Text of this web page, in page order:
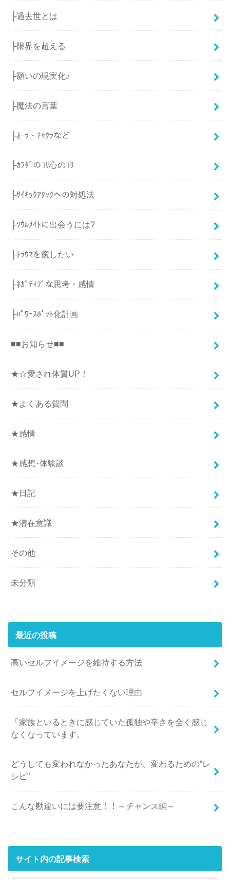
├過去世とは
├限界を超える
├願いの現実化♪
├魔法の言葉
├ｵｰﾗ・ﾁｬｸﾗなど
├ｶﾗﾀﾞのｺﾘ心のｺﾘ
├ｻｲｷｯｸｱﾀｯｸへの対処法
├ｿｳﾙﾒｲﾄに出会うには?
├ﾄﾗｳﾏを癒したい
├ﾈｶﾞﾃｨﾌﾞな思考・感情
├ﾊﾟﾜｰｽﾎﾟｯﾄ化計画
■■お知らせ■■
★☆愛され体質UP！
★よくある質問
★感情
★感想･体験談
★日記
★潜在意識
その他
未分類
最近の投稿
高いセルフイメージを維持する方法
セルフイメージを上げたくない理由
「家族といるときに感じていた孤独や辛さを全く感じ
なくなっています。
どうしても変われなかったあなたが、変わるための”レ
シピ”
こんな勘違いには要注意！！～チャンス編～
サイト内の記事検索